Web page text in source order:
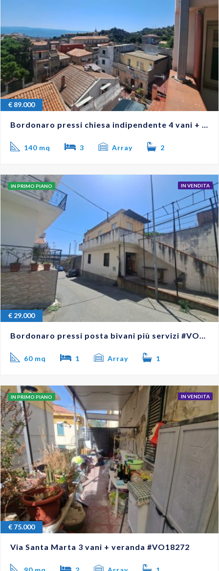
€ 89.000
Bordonaro pressi chiesa indipendente 4 vani + terrazzo #VO18286
140 mq 3 Array 2
IN PRIMO PIANO IN VENDITA
€ 29.000
Bordonaro pressi posta bivani più servizi #VO18287
60 mq 1 Array 1
IN PRIMO PIANO IN VENDITA
€ 75.000
Via Santa Marta 3 vani + veranda #VO18272